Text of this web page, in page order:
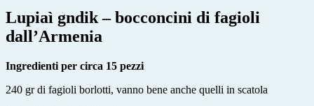
Lupiaì gndik – bocconcini di fagioli
dall’Armenia
Ingredienti per circa 15 pezzi
240 gr di fagioli borlotti, vanno bene anche quelli in scatola